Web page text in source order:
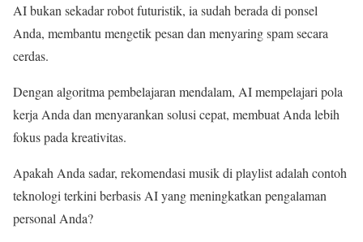
AI bukan sekadar robot futuristik, ia sudah berada di ponsel
Anda, membantu mengetik pesan dan menyaring spam secara
cerdas.
Dengan algoritma pembelajaran mendalam, AI mempelajari pola
kerja Anda dan menyarankan solusi cepat, membuat Anda lebih
fokus pada kreativitas.
Apakah Anda sadar, rekomendasi musik di playlist adalah contoh
teknologi terkini berbasis AI yang meningkatkan pengalaman
personal Anda?